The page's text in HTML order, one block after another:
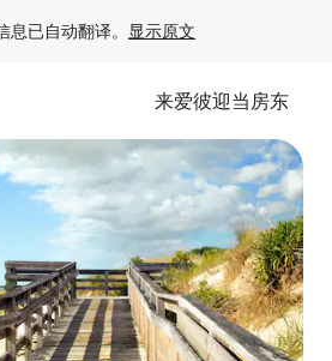
息已自动翻译。 显示原文
来爱彼迎当房东